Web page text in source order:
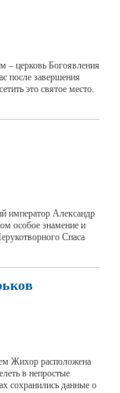
– церковь Богоявления
после завершения
это святое место.
император Александр
особое знамение и
Спаса
Жихор расположена
в непростые
сохранились данные о